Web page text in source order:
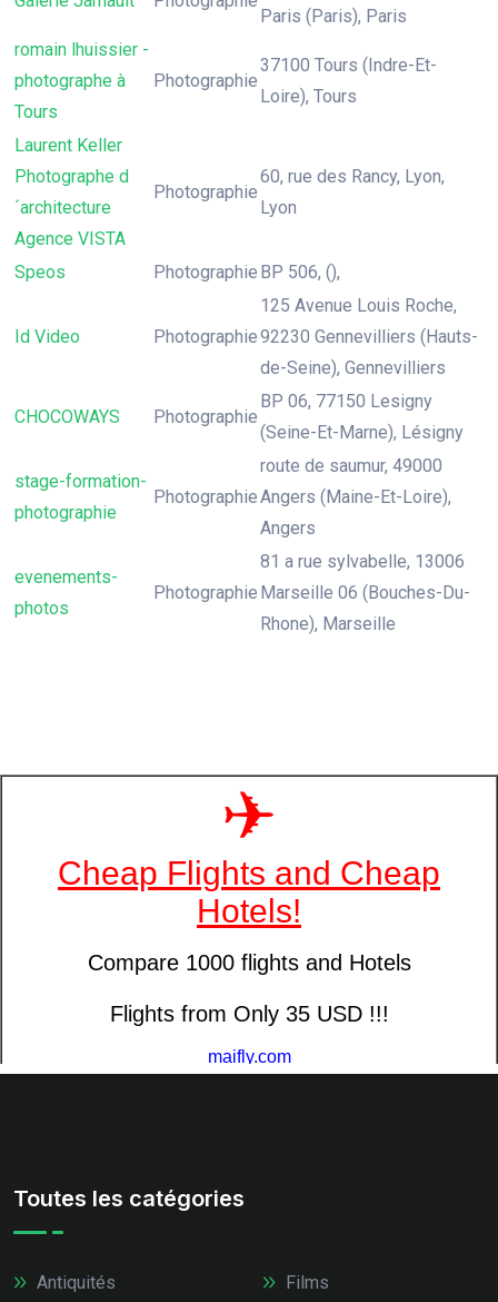
Paris (Paris), Paris
romain lhuissier -
photographe à
Tours
Photographie
37100 Tours (Indre-Et-
Loire), Tours
Laurent Keller
Photographe d
´architecture
Agence VISTA
Photographie
60, rue des Rancy, Lyon,
Lyon
Speos Photographie BP 506, (),
Id Video Photographie
125 Avenue Louis Roche,
92230 Gennevilliers (Hauts-
de-Seine), Gennevilliers
CHOCOWAYS Photographie
BP 06, 77150 Lesigny
(Seine-Et-Marne), Lésigny
stage-formation-
photographie
Photographie
route de saumur, 49000
Angers (Maine-Et-Loire),
Angers
evenements-
photos
Photographie
81 a rue sylvabelle, 13006
Marseille 06 (Bouches-Du-
Rhone), Marseille
Toutes les catégories
Antiquités
Films